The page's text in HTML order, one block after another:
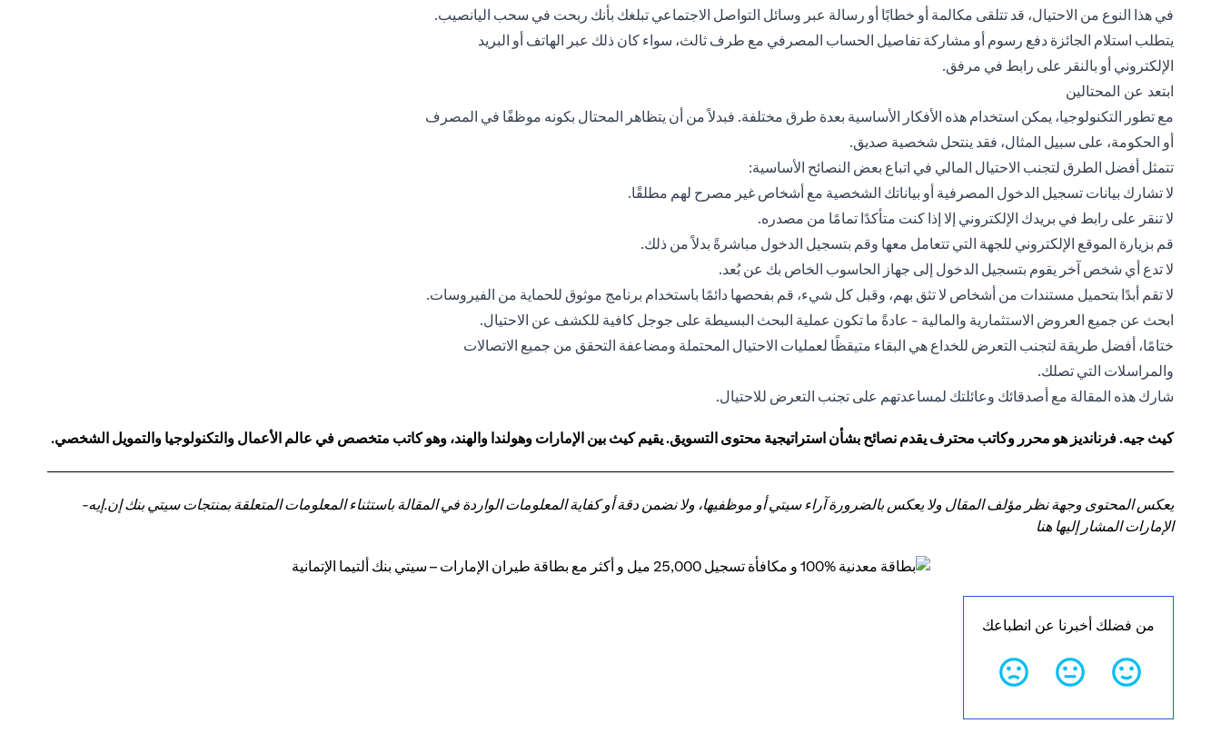
في هذا النوع من الاحتيال، قد تتلقى مكالمة أو خطابًا أو رسالة عبر وسائل التواصل الاجتماعي تبلغك بأنك ربحت في سحب اليانصيب.
يتطلب استلام الجائزة دفع رسوم أو مشاركة تفاصيل الحساب المصرفي مع طرف ثالث، سواء كان ذلك عبر الهاتف أو البريد
الإلكتروني أو بالنقر على رابط في مرفق.
ابتعد عن المحتالين
مع تطور التكنولوجيا، يمكن استخدام هذه الأفكار الأساسية بعدة طرق مختلفة. فبدلاً من أن يتظاهر المحتال بكونه موظفًا في المصرف
أو الحكومة، على سبيل المثال، فقد ينتحل شخصية صديق.
تتمثل أفضل الطرق لتجنب الاحتيال المالي في اتباع بعض النصائح الأساسية:
لا تشارك بيانات تسجيل الدخول المصرفية أو بياناتك الشخصية مع أشخاص غير مصرح لهم مطلقًا.
لا تنقر على رابط في بريدك الإلكتروني إلا إذا كنت متأكدًا تمامًا من مصدره.
قم بزيارة الموقع الإلكتروني للجهة التي تتعامل معها وقم بتسجيل الدخول مباشرةً بدلاً من ذلك.
لا تدع أي شخص آخر يقوم بتسجيل الدخول إلى جهاز الحاسوب الخاص بك عن بُعد.
لا تقم أبدًا بتحميل مستندات من أشخاص لا تثق بهم، وقبل كل شيء، قم بفحصها دائمًا باستخدام برنامج موثوق للحماية من الفيروسات.
ابحث عن جميع العروض الاستثمارية والمالية - عادةً ما تكون عملية البحث البسيطة على جوجل كافية للكشف عن الاحتيال.
ختامًا، أفضل طريقة لتجنب التعرض للخداع هي البقاء متيقظًا لعمليات الاحتيال المحتملة ومضاعفة التحقق من جميع الاتصالات
والمراسلات التي تصلك.
شارك هذه المقالة مع أصدقائك وعائلتك لمساعدتهم على تجنب التعرض للاحتيال.
كيث جيه. فرنانديز هو محرر وكاتب محترف يقدم نصائح بشأن استراتيجية محتوى التسويق. يقيم كيث بين الإمارات وهولندا والهند، وهو كاتب متخصص في عالم الأعمال والتكنولوجيا والتمويل الشخصي.
يعكس المحتوى وجهة نظر مؤلف المقال ولا يعكس بالضرورة آراء سيتي أو موظفيها، ولا نضمن دقة أو كفاية المعلومات الواردة في المقالة باستثناء المعلومات المتعلقة بمنتجات سيتي بنك إن.إيه-
الإمارات المشار إليها هنا
من فضلك أخبرنا عن انطباعك